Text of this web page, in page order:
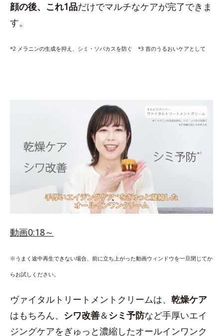
顔の後、これ1品だけでマルチなケアが完了できま
す。
*2 メラニンの生成を抑え、シミ・ソバカスを防ぐ *3 首のうるおいケアとして
動画0:18～
※うまく途中再生できない場合、前に立ち上がった動画ウィンドウを一旦閉じてか
らお試しください。
ヴァイタルトリートメントクリームは、 乾燥ケア
はもちろん、 シワ改善＆ シミ予防など手厚いエイ
ジングケアをぎゅっと濃縮したオールインワンク